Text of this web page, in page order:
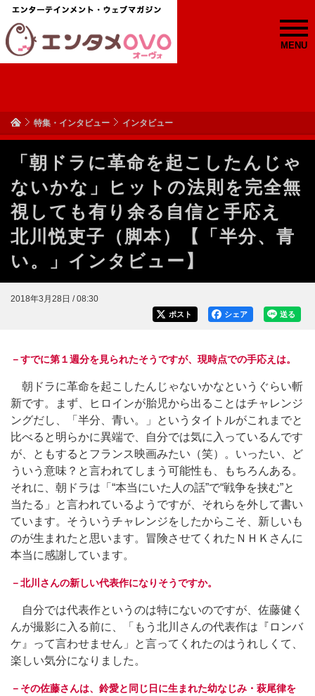
MENU
特集・インタビュー インタビュー
「朝ドラに革命を起こしたんじゃ
ないかな」ヒットの法則を完全無
視しても有り余る自信と手応え
北川悦吏子（脚本）【「半分、青
い。」インタビュー】
2018年3月28日 / 08:30
送る
シェア
ポスト
－すでに第１週分を見られたそうですが、現時点での手応えは。
朝ドラに革命を起こしたんじゃないかなというぐらい斬
新です。まず、ヒロインが胎児から出ることはチャレンジ
ングだし、「半分、青い。」というタイトルがこれまでと
比べると明らかに異端で、自分では気に入っているんです
が、ともするとフランス映画みたい（笑）。いったい、ど
ういう意味？と言われてしまう可能性も、もちろんある。
それに、朝ドラは「“本当にいた人の話”で“戦争を挟む”と
当たる」と言われているようですが、それらを外して書い
ています。そういうチャレンジをしたからこそ、新しいも
のが生まれたと思います。冒険させてくれたＮＨＫさんに
本当に感謝しています。
－北川さんの新しい代表作になりそうですか。
自分では代表作というのは特にないのですが、佐藤健く
んが撮影に入る前に、「もう北川さんの代表作は『ロンバ
ケ』って言わせません」と言ってくれたのはうれしくて、
楽しい気分になりました。
－その佐藤さんは、鈴愛と同じ日に生まれた幼なじみ・萩尾律を